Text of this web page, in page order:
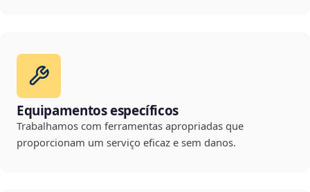
Equipamentos específicos
Trabalhamos com ferramentas apropriadas que
proporcionam um serviço eficaz e sem danos.